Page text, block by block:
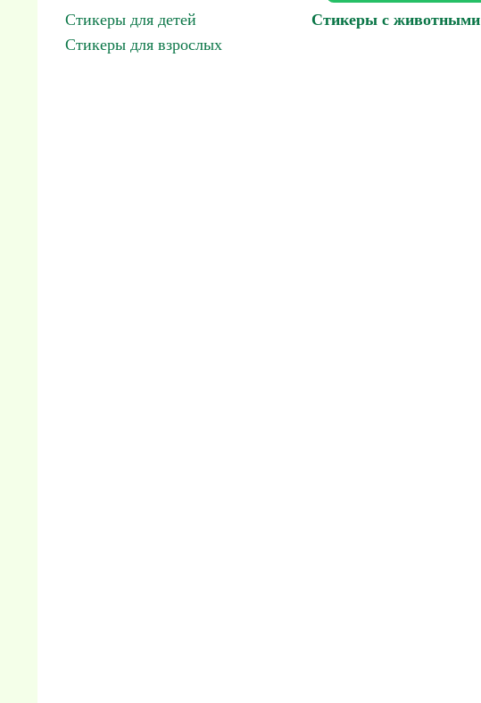
Стикеры для детей Стикеры с животными
Стикеры для взрослых